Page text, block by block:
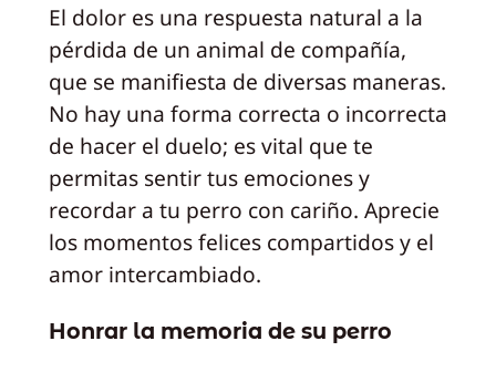
El dolor es una respuesta natural a la
pérdida de un animal de compañía,
que se manifiesta de diversas maneras.
No hay una forma correcta o incorrecta
de hacer el duelo; es vital que te
permitas sentir tus emociones y
recordar a tu perro con cariño. Aprecie
los momentos felices compartidos y el
amor intercambiado.
Honrar la memoria de su perro